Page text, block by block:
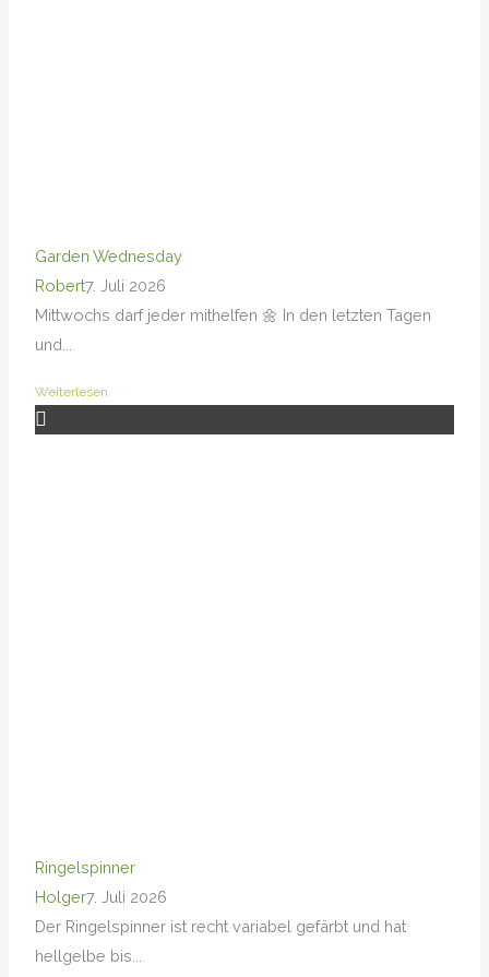
Garden Wednesday
Robert7. Juli 2026
Mittwochs darf jeder mithelfen 🌼 In den letzten Tagen
und...
Weiterlesen
Ringelspinner
Holger7. Juli 2026
Der Ringelspinner ist recht variabel gefärbt und hat
hellgelbe bis...